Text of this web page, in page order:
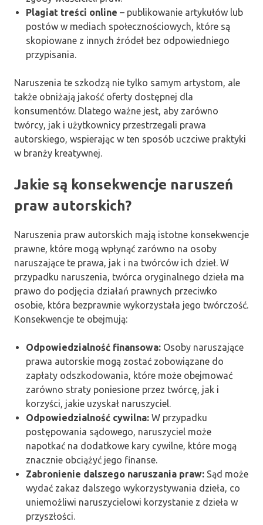
Plagiat treści online – publikowanie artykułów lub
postów w mediach społecznościowych, które są
skopiowane z innych źródeł bez odpowiedniego
przypisania.
Naruszenia te szkodzą nie tylko samym artystom, ale
także obniżają jakość oferty dostępnej dla
konsumentów. Dlatego ważne jest, aby zarówno
twórcy, jak i użytkownicy przestrzegali prawa
autorskiego, wspierając w ten sposób uczciwe praktyki
w branży kreatywnej.
Jakie są konsekwencje naruszeń
praw autorskich?
Naruszenia praw autorskich mają istotne konsekwencje
prawne, które mogą wpłynąć zarówno na osoby
naruszające te prawa, jak i na twórców ich dzieł. W
przypadku naruszenia, twórca oryginalnego dzieła ma
prawo do podjęcia działań prawnych przeciwko
osobie, która bezprawnie wykorzystała jego twórczość.
Konsekwencje te obejmują:
Odpowiedzialność finansowa: Osoby naruszające
prawa autorskie mogą zostać zobowiązane do
zapłaty odszkodowania, które może obejmować
zarówno straty poniesione przez twórcę, jak i
korzyści, jakie uzyskał naruszyciel.
Odpowiedzialność cywilna: W przypadku
postępowania sądowego, naruszyciel może
napotkać na dodatkowe kary cywilne, które mogą
znacznie obciążyć jego finanse.
Zabronienie dalszego naruszania praw: Sąd może
wydać zakaz dalszego wykorzystywania dzieła, co
uniemożliwi naruszycielowi korzystanie z dzieła w
przyszłości.